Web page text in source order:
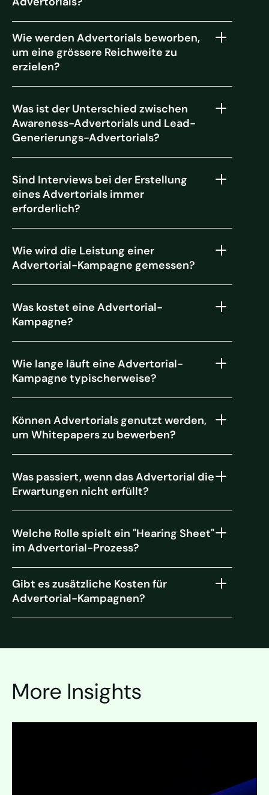
Wie werden Advertorials beworben,
um eine grössere Reichweite zu
erzielen?
Was ist der Unterschied zwischen
Awareness-Advertorials und Lead-
Generierungs-Advertorials?
Sind Interviews bei der Erstellung
eines Advertorials immer
erforderlich?
Wie wird die Leistung einer
Advertorial-Kampagne gemessen?
Was kostet eine Advertorial-
Kampagne?
Wie lange läuft eine Advertorial-
Kampagne typischerweise?
Können Advertorials genutzt werden,
um Whitepapers zu bewerben?
Was passiert, wenn das Advertorial die
Erwartungen nicht erfüllt?
Welche Rolle spielt ein "Hearing Sheet"
im Advertorial-Prozess?
Gibt es zusätzliche Kosten für
Advertorial-Kampagnen?
More Insights